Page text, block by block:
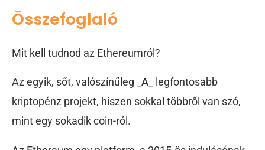
Összefoglaló
Mit kell tudnod az Ethereumról?
Az egyik, sőt, valószínűleg _ A _ legfontosabb
kriptopénz projekt, hiszen sokkal többről van szó,
mint egy sokadik coin-ról.